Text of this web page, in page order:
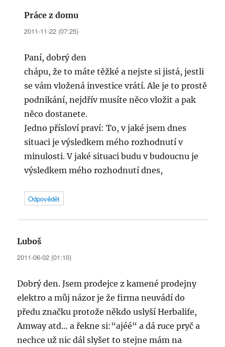
Práce z domu
2011-11-22 (07:25)
Paní, dobrý den
chápu, že to máte těžké a nejste si jistá, jestli
se vám vložená investice vrátí. Ale je to prostě
podnikání, nejdřív musíte něco vložit a pak
něco dostanete.
Jedno přísloví praví: To, v jaké jsem dnes
situaci je výsledkem mého rozhodnutí v
minulosti. V jaké situaci budu v budoucnu je
výsledkem mého rozhodnutí dnes,
Odpovědět
Luboš
2011-06-02 (01:10)
Dobrý den. Jsem prodejce z kamené prodejny
elektro a můj názor je že firma neuvádí do
předu značku protože někdo uslyší Herbalife,
Amway atd… a řekne si:“ajéé“ a dá ruce pryč a
nechce už nic dál slyšet to stejne mám na